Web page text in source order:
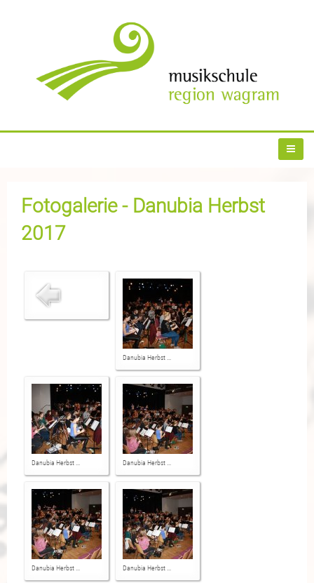
Fotogalerie - Danubia Herbst
2017
Danubia Herbst ...
Danubia Herbst ... Danubia Herbst ...
Danubia Herbst ... Danubia Herbst ...